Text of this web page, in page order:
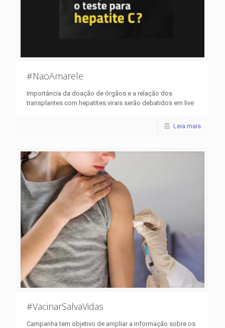
#NaoAmarele
Importância da doação de órgãos e a relação dos
transplantes com hepatites virais serão debatidos em live
Leia mais
#VacinarSalvaVidas
Campanha tem objetivo de ampliar a informação sobre os